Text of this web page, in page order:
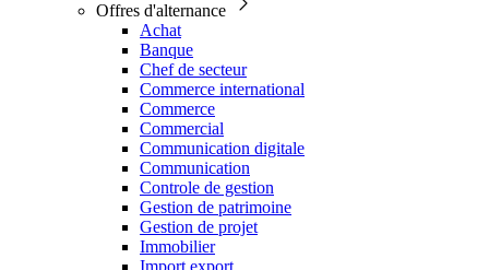
Offres d'alternance
Achat
Banque
Chef de secteur
Commerce international
Commerce
Commercial
Communication digitale
Communication
Controle de gestion
Gestion de patrimoine
Gestion de projet
Immobilier
Import export